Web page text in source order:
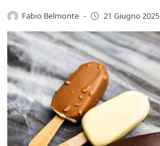
Fabio Belmonte - 21 Giugno 2025